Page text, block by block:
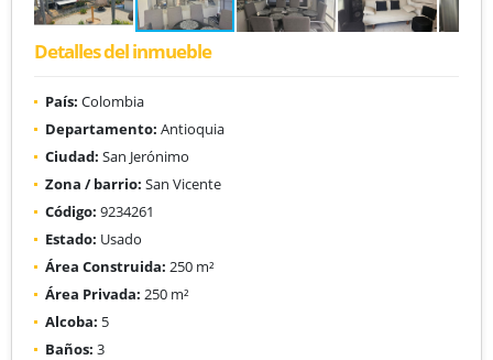
Detalles del inmueble
País: Colombia
Departamento: Antioquia
Ciudad: San Jerónimo
Zona / barrio: San Vicente
Código: 9234261
Estado: Usado
Área Construida: 250 m²
Área Privada: 250 m²
Alcoba: 5
Baños: 3